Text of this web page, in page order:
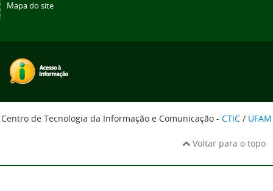
Mapa do site
Centro de Tecnologia da Informação e Comunicação - CTIC / UFAM
Voltar para o topo